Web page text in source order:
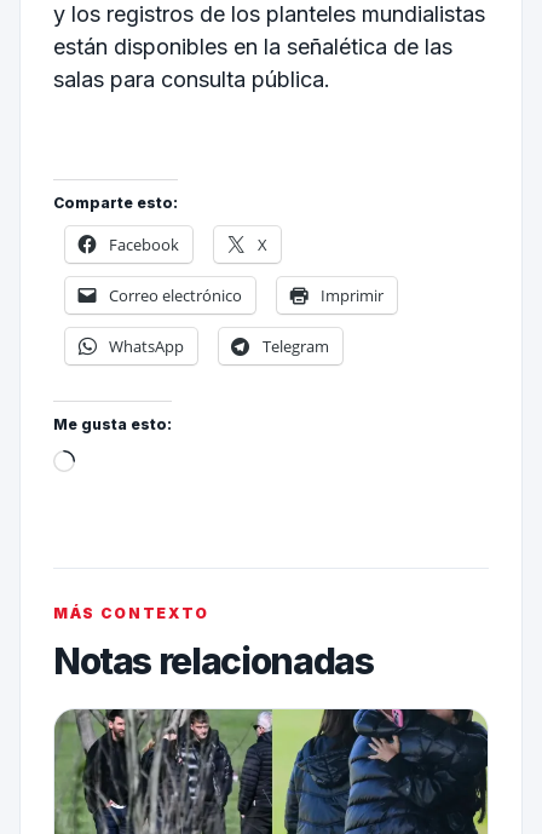
y los registros de los planteles mundialistas
están disponibles en la señalética de las
salas para consulta pública.
Comparte esto:
Facebook X
Correo electrónico Imprimir
WhatsApp Telegram
Me gusta esto:
MÁS CONTEXTO
Notas relacionadas